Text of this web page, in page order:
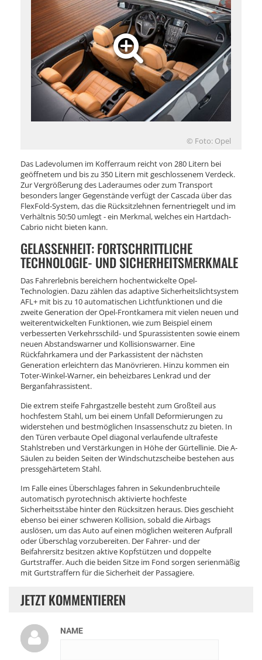
© Foto: Opel
Das Ladevolumen im Kofferraum reicht von 280 Litern bei
geöffnetem und bis zu 350 Litern mit geschlossenem Verdeck.
Zur Vergrößerung des Laderaumes oder zum Transport
besonders langer Gegenstände verfügt der Cascada über das
FlexFold-System, das die Rücksitzlehnen fernentriegelt und im
Verhältnis 50:50 umlegt - ein Merkmal, welches ein Hartdach-
Cabrio nicht bieten kann.
GELASSENHEIT: FORTSCHRITTLICHE
TECHNOLOGIE- UND SICHERHEITSMERKMALE
Das Fahrerlebnis bereichern hochentwickelte Opel-
Technologien. Dazu zählen das adaptive Sicherheitslichtsystem
AFL+ mit bis zu 10 automatischen Lichtfunktionen und die
zweite Generation der Opel-Frontkamera mit vielen neuen und
weiterentwickelten Funktionen, wie zum Beispiel einem
verbesserten Verkehrsschild- und Spurassistenten sowie einem
neuen Abstandswarner und Kollisionswarner. Eine
Rückfahrkamera und der Parkassistent der nächsten
Generation erleichtern das Manövrieren. Hinzu kommen ein
Toter-Winkel-Warner, ein beheizbares Lenkrad und der
Berganfahrassistent.
Die extrem steife Fahrgastzelle besteht zum Großteil aus
hochfestem Stahl, um bei einem Unfall Deformierungen zu
widerstehen und bestmöglichen Insassenschutz zu bieten. In
den Türen verbaute Opel diagonal verlaufende ultrafeste
Stahlstreben und Verstärkungen in Höhe der Gürtellinie. Die A-
Säulen zu beiden Seiten der Windschutzscheibe bestehen aus
pressgehärtetem Stahl.
Im Falle eines Überschlages fahren in Sekundenbruchteile
automatisch pyrotechnisch aktivierte hochfeste
Sicherheitsstäbe hinter den Rücksitzen heraus. Dies geschieht
ebenso bei einer schweren Kollision, sobald die Airbags
auslösen, um das Auto auf einen möglichen weiteren Aufprall
oder Überschlag vorzubereiten. Der Fahrer- und der
Beifahrersitz besitzen aktive Kopfstützen und doppelte
Gurtstraffer. Auch die beiden Sitze im Fond sorgen serienmäßig
mit Gurtstraffern für die Sicherheit der Passagiere.
JETZT KOMMENTIEREN
NAME